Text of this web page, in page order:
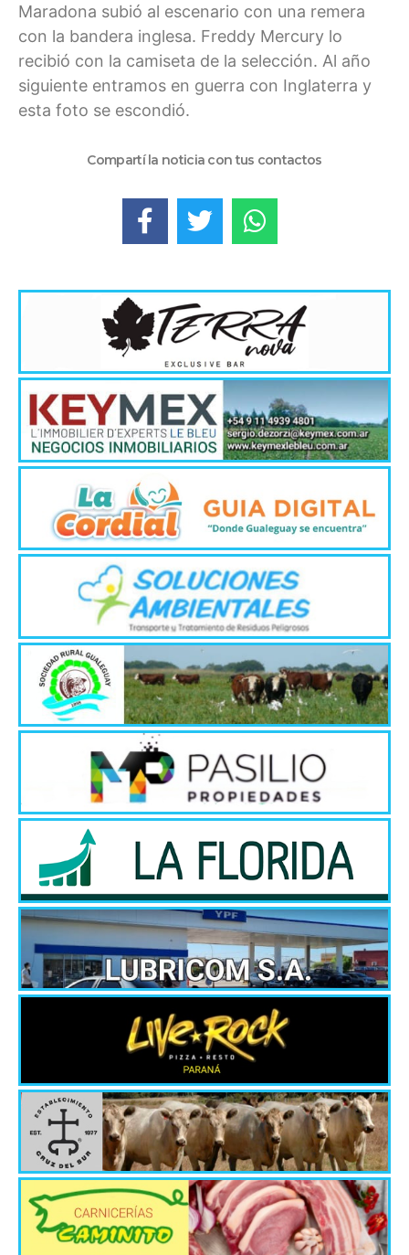
Maradona subió al escenario con una remera
con la bandera inglesa. Freddy Mercury lo
recibió con la camiseta de la selección. Al año
siguiente entramos en guerra con Inglaterra y
esta foto se escondió.
Compartí la noticia con tus contactos